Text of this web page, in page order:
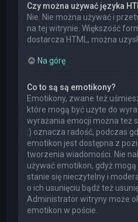
Czy można używać języka
Nie. Nie można używać i
na tej witrynie. Większość
dostarcza HTML, można
Na górę
Co to są są emotikony?
Emotikony, zwane też
które mogą być użyte do
wyrażania emocji można też
:) oznacza radość, podczas
emotikon jest dostępna z
tworzenia wiadomości. Nie
używać emotikon, gdyż
stanie się nieczytelny i
o ich usunięciu bądź też
Administrator witryny może
emotikon w poście.